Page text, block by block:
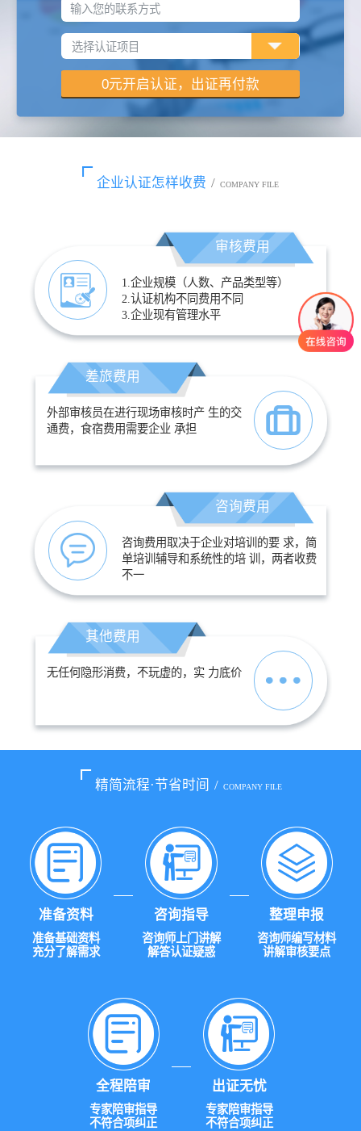
输入您的联系方式
企业认证怎样收费 / COMPANY FILE
审核费用
1.企业规模（人数、产品类型等）
2.认证机构不同费用不同
3.企业现有管理水平
差旅费用
外部审核员在进行现场审核时产 生的交
通费，食宿费用需要企业 承担
咨询费用
咨询费用取决于企业对培训的要 求，简
单培训辅导和系统性的培 训，两者收费
不一
其他费用
无任何隐形消费，不玩虚的，实 力底价
精简流程·节省时间 / COMPANY FILE
准备资料
准备基础资料
充分了解需求
咨询指导
咨询师上门讲解
解答认证疑惑
整理申报
咨询师编写材料
讲解审核要点
全程陪审
专家陪审指导
不符合项纠正
出证无忧
专家陪审指导
不符合项纠正